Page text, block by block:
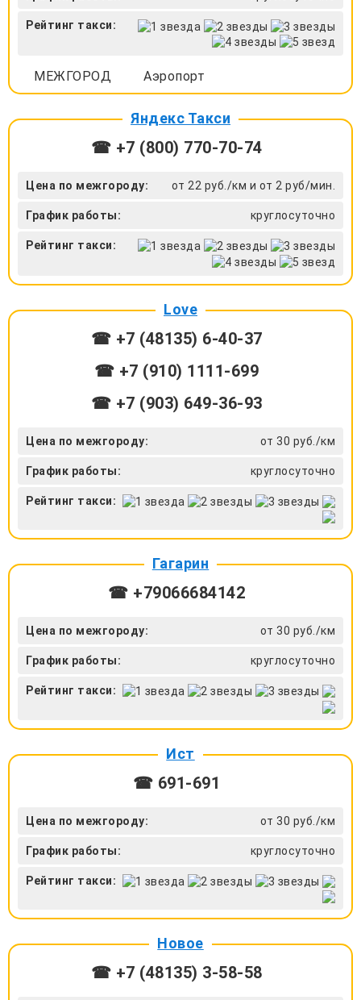
Рейтинг такси:
МЕЖГОРОД Аэропорт
Яндекс Такси
☎ +7 (800) 770-70-74
Цена по межгороду: от 22 руб./км и от 2 руб/мин.
График работы: круглосуточно
Рейтинг такси:
Love
☎ +7 (48135) 6-40-37
☎ +7 (910) 1111-699
☎ +7 (903) 649-36-93
Цена по межгороду: от 30 руб./км
График работы: круглосуточно
Рейтинг такси:
Гагарин
☎ +79066684142
Цена по межгороду: от 30 руб./км
График работы: круглосуточно
Рейтинг такси:
Ист
☎ 691-691
Цена по межгороду: от 30 руб./км
График работы: круглосуточно
Рейтинг такси:
Новое
☎ +7 (48135) 3-58-58